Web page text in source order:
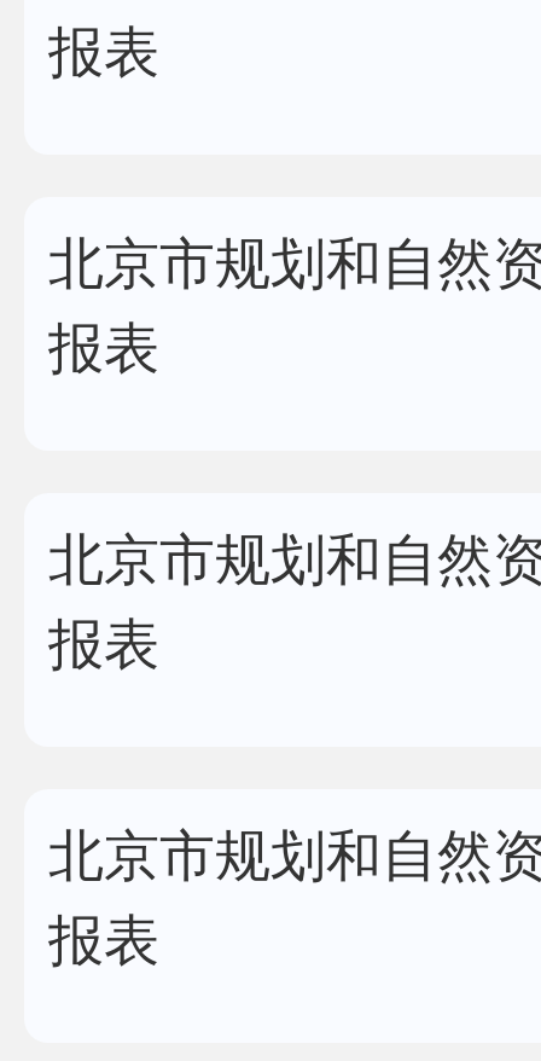
报表
北京市规划和自然
报表
北京市规划和自然
报表
北京市规划和自然
报表